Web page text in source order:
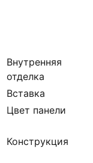
Внутренняя
отделка
Вставка
Цвет панели
Конструкция